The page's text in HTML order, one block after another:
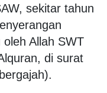
sekitar tahun
Allah SWT
di surat